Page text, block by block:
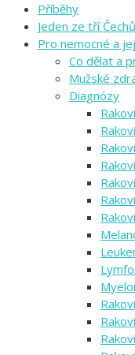
Příběhy
Jeden ze tří Čechů
Pro nemocné a
Co dělat a
Mužské
Diagnózy